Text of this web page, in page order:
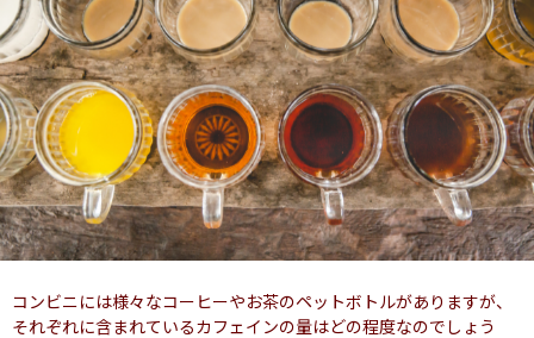
コンビニには様々なコーヒーやお茶のペットボトルがありますが、
それぞれに含まれているカフェインの量はどの程度なのでしょう